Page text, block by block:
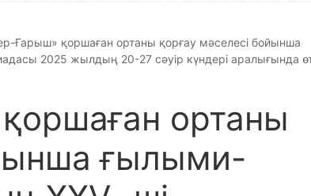
Ғарыш» қоршаған ортаны қорғау мәселесі бойынша
2025 жылдың 20-27 сәуір күндері аралығында
ортаны
ғылыми-